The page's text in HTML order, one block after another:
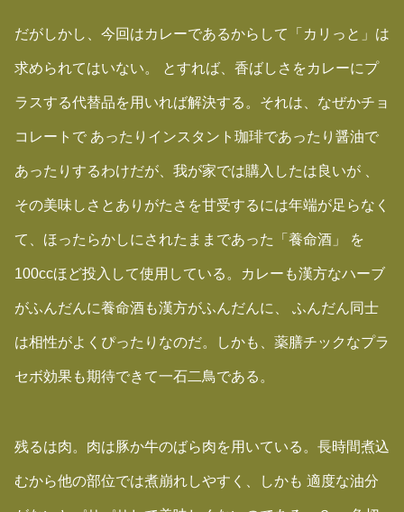
だがしかし、今回はカレーであるからして「カリっと」は
求められてはいない。 とすれば、香ばしさをカレーにプ
ラスする代替品を用いれば解決する。それは、なぜかチョ
コレートで あったりインスタント珈琲であったり醤油で
あったりするわけだが、我が家では購入したは良いが 、
その美味しさとありがたさを甘受するには年端が足らなく
て、ほったらかしにされたままであった「養命酒」 を
100ccほど投入して使用している。カレーも漢方なハーブ
がふんだんに養命酒も漢方がふんだんに、 ふんだん同士
は相性がよくぴったりなのだ。しかも、薬膳チックなプラ
セボ効果も期待できて一石二鳥である。
残るは肉。肉は豚か牛のばら肉を用いている。長時間煮込
むから他の部位では煮崩れしやすく、しかも 適度な油分